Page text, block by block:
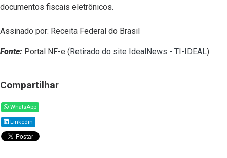
documentos fiscais eletrônicos.
Assinado por: Receita Federal do Brasil
Fonte: Portal NF-e (Retirado do site IdealNews - TI-IDEAL)
Compartilhar
WhatsApp
Linkedin